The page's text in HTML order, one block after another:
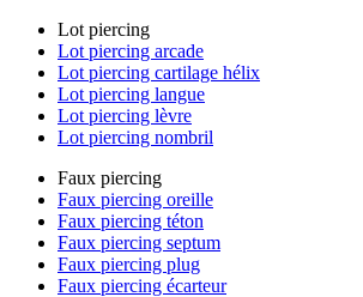
Lot piercing
Lot piercing arcade
Lot piercing cartilage hélix
Lot piercing langue
Lot piercing lèvre
Lot piercing nombril
Faux piercing
Faux piercing oreille
Faux piercing téton
Faux piercing septum
Faux piercing plug
Faux piercing écarteur